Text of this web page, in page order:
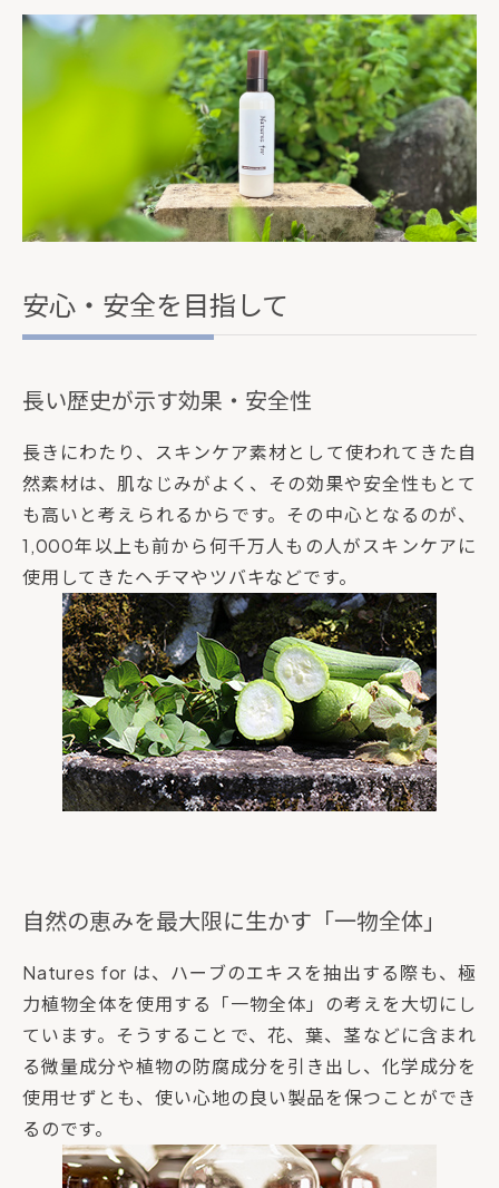
安心・安全を目指して
長い歴史が示す効果・安全性
長きにわたり、スキンケア素材として使われてきた自
然素材は、肌なじみがよく、その効果や安全性もとて
も高いと考えられるからです。その中心となるのが、
1,000年以上も前から何千万人もの人がスキンケアに
使用してきたヘチマやツバキなどです。
自然の恵みを最大限に生かす「一物全体」
Natures for は、ハーブのエキスを抽出する際も、極
力植物全体を使用する「一物全体」の考えを大切にし
ています。そうすることで、花、葉、茎などに含まれ
る微量成分や植物の防腐成分を引き出し、化学成分を
使用せずとも、使い心地の良い製品を保つことができ
るのです。